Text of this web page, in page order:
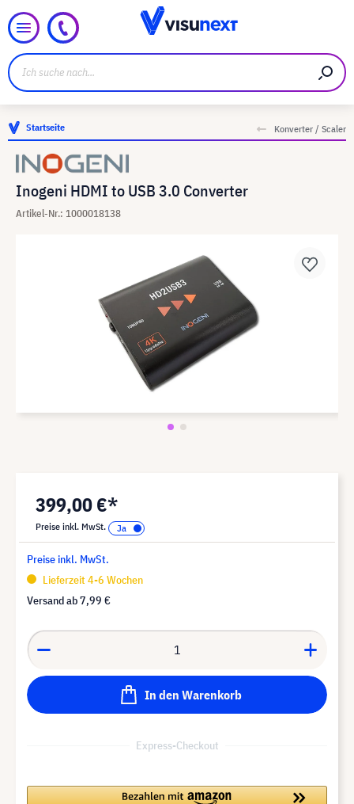
Startseite Konverter / Scaler
Inogeni HDMI to USB 3.0 Converter
Artikel-Nr.: 1000018138
399,00 €*
Preise inkl. MwSt.
Preise inkl. MwSt.
Lieferzeit 4-6 Wochen
Versand ab7,99 €
In den Warenkorb
Express-Checkout